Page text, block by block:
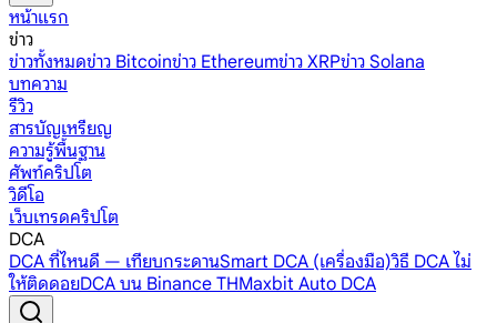
หน้าแรก
ข่าว
ข่าวทั้งหมดข่าว Bitcoinข่าว Ethereumข่าว XRPข่าว Solana
บทความ
รีวิว
สารบัญเหรียญ
ความรู้พื้นฐาน
ศัพท์คริปโต
วิดีโอ
เว็บเทรดคริปโต
DCA
DCA ที่ไหนดี — เทียบกระดานSmart DCA (เครื่องมือ)วิธี DCA ไม่
ให้ติดดอยDCA บน Binance THMaxbit Auto DCA